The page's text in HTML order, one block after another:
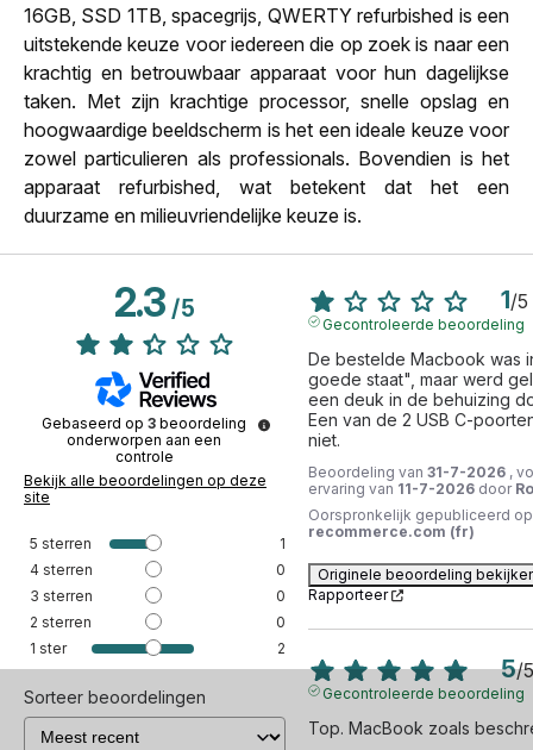
16GB, SSD 1TB, spacegrijs, QWERTY refurbished is een
uitstekende keuze voor iedereen die op zoek is naar een
krachtig en betrouwbaar apparaat voor hun dagelijkse
taken. Met zijn krachtige processor, snelle opslag en
hoogwaardige beeldscherm is het een ideale keuze voor
zowel particulieren als professionals. Bovendien is het
apparaat refurbished, wat betekent dat het een
duurzame en milieuvriendelijke keuze is.
2.3/5
Gebaseerd op 3 beoordeling
onderworpen aan een
controle
Bekijk alle beoordelingen op deze
site
5 sterren
1
4 sterren
0
3 sterren
0
2 sterren
0
1 ster 2
Sorteer beoordelingen
1/5
Gecontroleerde beoordeling
De bestelde Macbook was
goede staat", maar werd
een deuk in de behuizing
Een van de 2 USB C-
niet.
Beoordeling van 31-7-2026 ,
ervaring van 11-7-2026 door
Oorspronkelijk gepubliceerd op
recommerce.com (fr)
Originele beoordeling
Rapporteer
5/5
Gecontroleerde beoordeling
Top. MacBook zoals